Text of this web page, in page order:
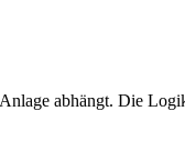
abhängt. Die